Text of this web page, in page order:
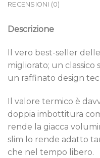
RECENSIONI (0)
Descrizione
Il vero best-seller
migliorato; un
un raffinato design
Il valore termico è
doppia imbottitura
rende la giacca
slim lo rende adatto
che nel tempo libero.